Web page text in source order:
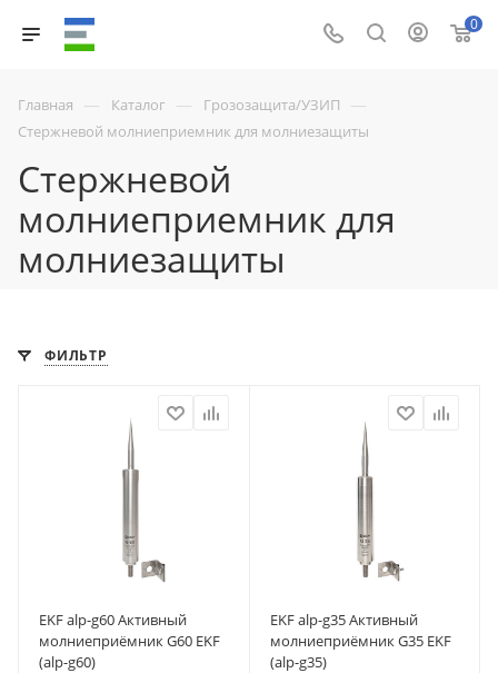
0
Главная — Каталог — Грозозащита/УЗИП —
Стержневой молниеприемник для молниезащиты
Стержневой
молниеприемник для
молниезащиты
ФИЛЬТР
EKF alp-g60 Активный
молниеприёмник G60 EKF
(alp-g60)
EKF alp-g35 Активный
молниеприёмник G35 EKF
(alp-g35)